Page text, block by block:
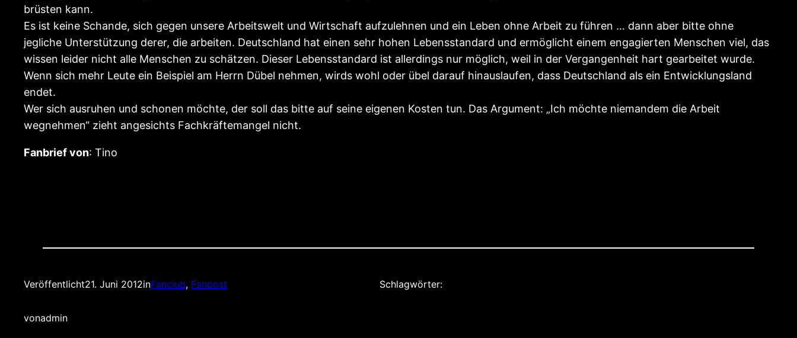
brüsten kann.
Es ist keine Schande, sich gegen unsere Arbeitswelt und Wirtschaft aufzulehnen und ein Leben ohne Arbeit zu führen … dann aber bitte ohne
jegliche Unterstützung derer, die arbeiten. Deutschland hat einen sehr hohen Lebensstandard und ermöglicht einem engagierten Menschen viel, das
wissen leider nicht alle Menschen zu schätzen. Dieser Lebensstandard ist allerdings nur möglich, weil in der Vergangenheit hart gearbeitet wurde.
Wenn sich mehr Leute ein Beispiel am Herrn Dübel nehmen, wirds wohl oder übel darauf hinauslaufen, dass Deutschland als ein Entwicklungsland
endet.
Wer sich ausruhen und schonen möchte, der soll das bitte auf seine eigenen Kosten tun. Das Argument: „Ich möchte niemandem die Arbeit
wegnehmen“ zieht angesichts Fachkräftemangel nicht.
Fanbrief von: Tino
Veröffentlicht21. Juni 2012inFanclub, Fanpost
vonadmin
Schlagwörter: